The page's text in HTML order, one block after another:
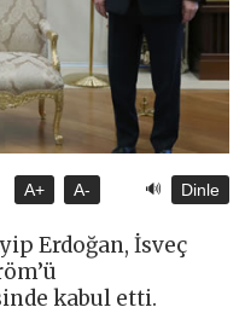
A+ A- 🔊 Dinle
Erdoğan, İsveç
kabul etti.